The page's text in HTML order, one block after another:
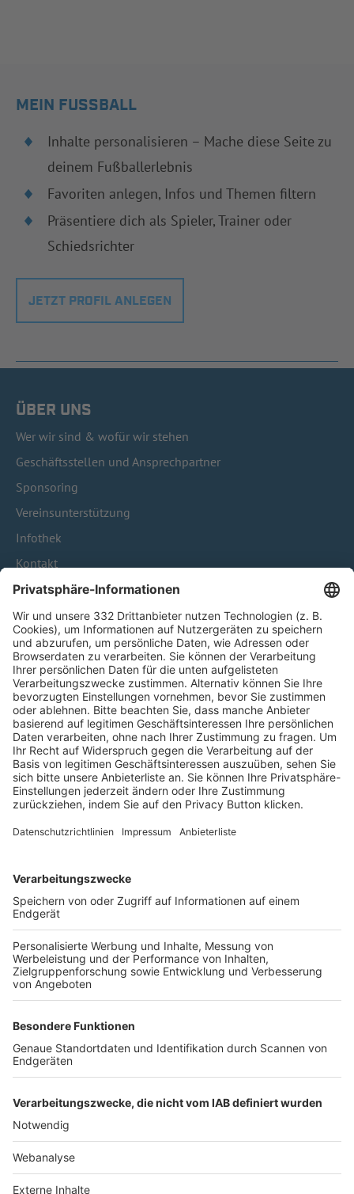
MEIN FUSSBALL
Inhalte personalisieren – Mache diese Seite zu
deinem Fußballerlebnis
Favoriten anlegen, Infos und Themen filtern
Präsentiere dich als Spieler, Trainer oder
Schiedsrichter
JETZT PROFIL ANLEGEN
ÜBER UNS
Wer wir sind & wofür wir stehen
Geschäftsstellen und Ansprechpartner
Sponsoring
Vereinsunterstützung
Infothek
Kontakt
HÄUFIG BESUCHTE SEITEN
Pässe und Vereinswechsel
Trainerausbildung
Schulungsangebot Vereinsmitarbeiter
BFV-Geschäftsstellen
Trainerbörse
Login SpielPlus
FOLGE DEM BFV
TOP-VEREINE
TOP-PARTNER
Nutzungsbedingungen Datenschutz Impressum